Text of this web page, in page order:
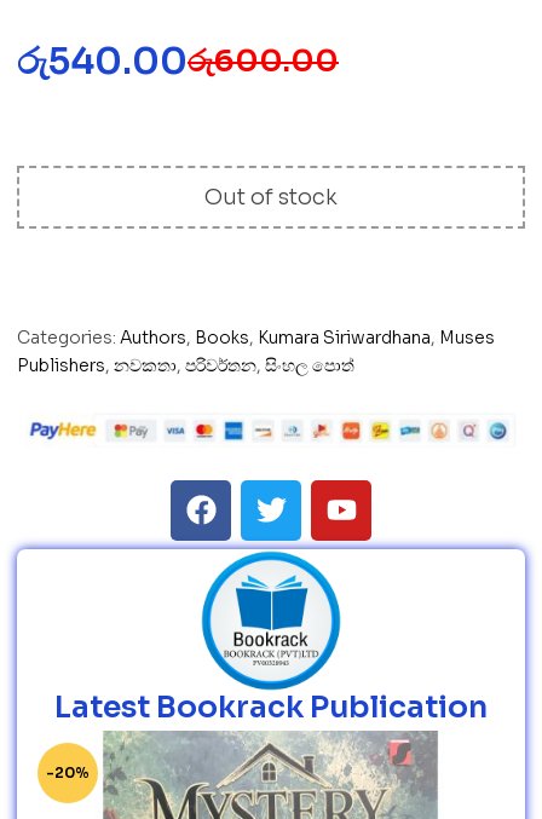
රු600.00
රු540.00
Out of stock
Categories: Authors, Books, Kumara Siriwardhana, Muses
Publishers, නවකතා, පරිවර්තන, සිංහල පොත්
Latest Bookrack Publication
-20%